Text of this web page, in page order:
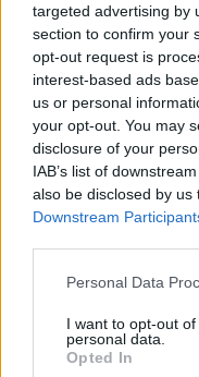
targeted advertising by
section to confirm your
opt-out request is
interest-based ads
us or personal
your opt-out. You may
disclosure of your
IAB’s list of
also be disclosed by
Downstream
Personal Data
I want to opt-out
personal data.
Opted In
EU ellen
tagállamok között
pedig egyszerűen
közös piacot -
nyomán a
Szeged - Merre
2026-banMerre tovább
2026-ban! Jön a
rendezvénysorozata,
pénzügyi
találkozunk!Információ
növekedést vár az